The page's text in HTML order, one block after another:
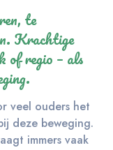
te
Krachtige
of regio – als
veel ouders het
deze beweging.
immers vaak